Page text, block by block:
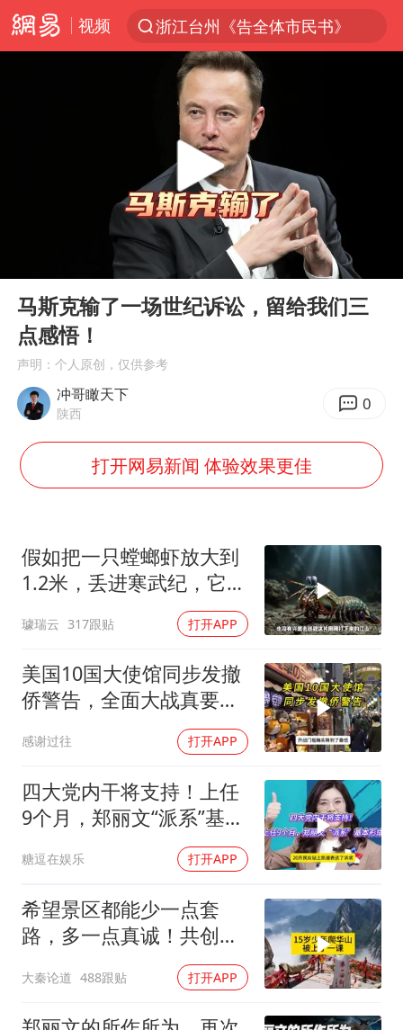
视频
浙江台州《告全体市民书》
香港宏福苑火灾或由烟头引起
张本智和：零封向鹏不意外
用AI造出新病毒意味着什么
今年第二强台风将带来多大影响
女子被狗舔脚确诊三级暴露 医生回应
多所幼师院校开设养老专业
薛之谦杭州站演唱会取消
必胜客，被正式买断
四川宜宾地震网友称睡觉被摇醒
习近平心系体育强国建设
Play
05:08
马斯克输了一场世纪诉讼，留给我们三
点感悟！
声明：个人原创，仅供参考
冲哥瞰天下
陕西 0
打开网易新闻 体验效果更佳
假如把一只螳螂虾放大到
1.2米，丢进寒武纪，它能
璩瑞云 317跟贴 打开APP
美国10国大使馆同步发撤
侨警告，全面大战真要来
感谢过往 打开APP
四大党内干将支持！上任
9个月，郑丽文“派系”基本
糖逗在娱乐 打开APP
希望景区都能少一点套
路，多一点真诚！共创良
大秦论道 488跟贴 打开APP